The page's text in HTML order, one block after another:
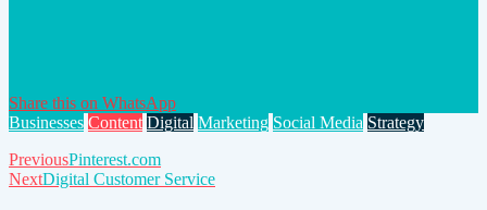
Share this on WhatsApp
Businesses Content Digital Marketing Social Media Strategy
Post
navigation
PreviousPinterest.com
NextDigital Customer Service